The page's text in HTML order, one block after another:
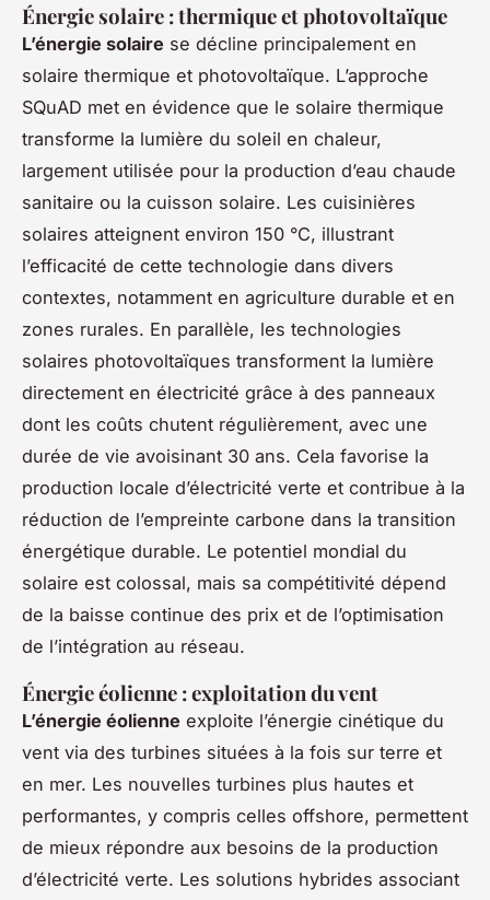
Énergie solaire : thermique et photovoltaïque
L’énergie solaire se décline principalement en
solaire thermique et photovoltaïque. L’approche
SQuAD met en évidence que le solaire thermique
transforme la lumière du soleil en chaleur,
largement utilisée pour la production d’eau chaude
sanitaire ou la cuisson solaire. Les cuisinières
solaires atteignent environ 150 °C, illustrant
l’efficacité de cette technologie dans divers
contextes, notamment en agriculture durable et en
zones rurales. En parallèle, les technologies
solaires photovoltaïques transforment la lumière
directement en électricité grâce à des panneaux
dont les coûts chutent régulièrement, avec une
durée de vie avoisinant 30 ans. Cela favorise la
production locale d’électricité verte et contribue à la
réduction de l’empreinte carbone dans la transition
énergétique durable. Le potentiel mondial du
solaire est colossal, mais sa compétitivité dépend
de la baisse continue des prix et de l’optimisation
de l’intégration au réseau.
Énergie éolienne : exploitation du vent
L’énergie éolienne exploite l’énergie cinétique du
vent via des turbines situées à la fois sur terre et
en mer. Les nouvelles turbines plus hautes et
performantes, y compris celles offshore, permettent
de mieux répondre aux besoins de la production
d’électricité verte. Les solutions hybrides associant